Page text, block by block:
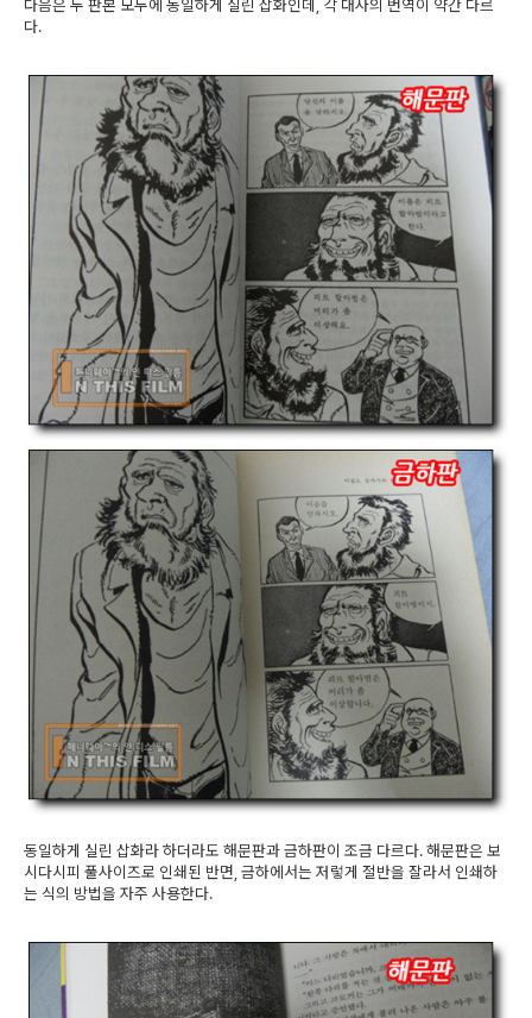
다음은 두 판본 모두에 동일하게 실린 삽화인데, 각 대사의 번역이 약간 다르
다.
동일하게 실린 삽화라 하더라도 해문판과 금하판이 조금 다르다. 해문판은 보
시다시피 풀사이즈로 인쇄된 반면, 금하에서는 저렇게 절반을 잘라서 인쇄하
는 식의 방법을 자주 사용한다.